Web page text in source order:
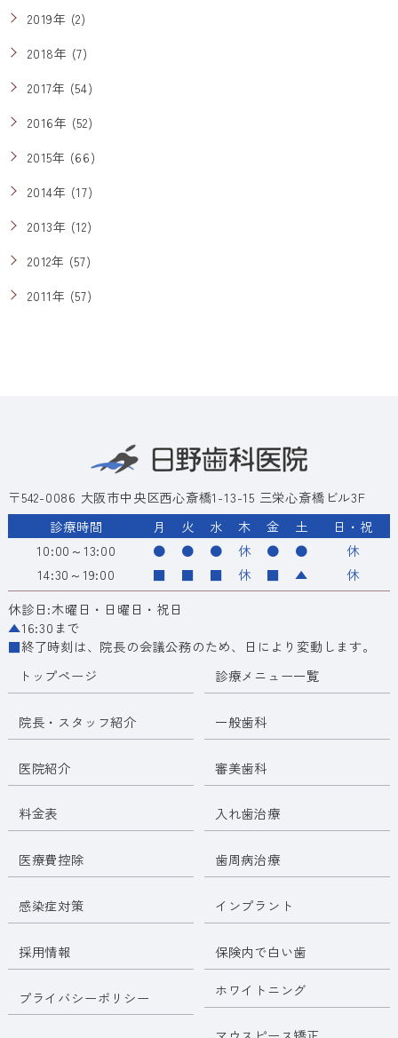
2019年 (2)
2018年 (7)
2017年 (54)
2016年 (52)
2015年 (66)
2014年 (17)
2013年 (12)
2012年 (57)
2011年 (57)
〒542-0086 大阪市中央区西心斎橋1-13-15 三栄心斎橋ビル3F
診療時間
月 火 水 木 金 土
日・祝
10:00～13:00
● ● ● 休 ● ●
休
14:30～19:00
■ ■ ■ 休 ■ ▲
休
休診日:木曜日・日曜日・祝日
▲16:30まで
■終了時刻は、院長の会議公務のため、日により変動します。
トップページ
院長・スタッフ紹介
医院紹介
料金表
医療費控除
感染症対策
採用情報
プライバシーポリシー
診療メニュー一覧
一般歯科
審美歯科
入れ歯治療
歯周病治療
インプラント
保険内で白い歯
ホワイトニング